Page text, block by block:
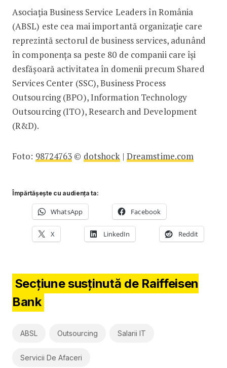
Asociaţia Business Service Leaders în România
(ABSL) este cea mai importantă organizație care
reprezintă sectorul de business services, adunând
în componența sa peste 80 de companii care își
desfășoară activitatea în domenii precum Shared
Services Center (SSC), Business Process
Outsourcing (BPO), Information Technology
Outsourcing (ITO), Research and Development
(R&D).
Foto: 98724763 © dotshock| Dreamstime.com
Împărtășește cu audiența ta:
WhatsApp Facebook
X LinkedIn Reddit
Secțiune susținută de Raiffeisen
Bank
ABSL Outsourcing Salarii IT
Servicii De Afaceri